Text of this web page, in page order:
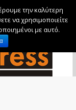
την καλύτερη
να χρησιμοποιείτε
με αυτό.